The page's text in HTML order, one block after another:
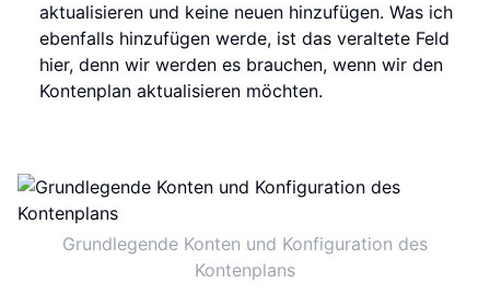
aktualisieren und keine neuen hinzufügen. Was ich
ebenfalls hinzufügen werde, ist das veraltete Feld
hier, denn wir werden es brauchen, wenn wir den
Kontenplan aktualisieren möchten.
Grundlegende Konten und Konfiguration des
Kontenplans